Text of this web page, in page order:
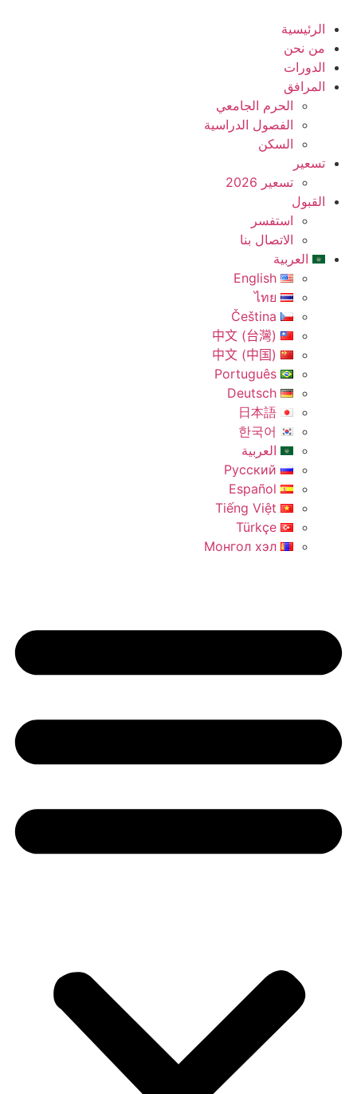
content
الرئيسية
من نحن
الدورات
المرافق
الحرم الجامعي
الفصول الدراسية
السكن
تسعير
تسعير 2026
القبول
استفسر
الاتصال بنا
العربية
English
ไทย
Čeština
中文 (台灣)
中文 (中国)
Português
Deutsch
日本語
한국어
العربية
Русский
Español
Tiếng Việt
Türkçe
Монгол хэл